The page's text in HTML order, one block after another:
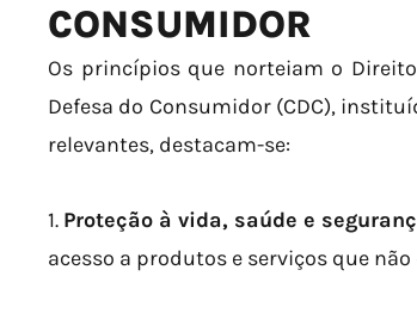
CONSUMIDOR
Os princípios que norteiam o
Defesa do Consumidor (CDC),
relevantes, destacam-se:
1. Proteção à vida, saúde e
acesso a produtos e serviços que